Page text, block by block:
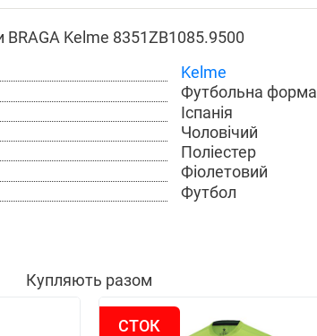
Kelme 8351ZB1085.9500
Kelme
Футбольна форма
Іспанія
Чоловічий
Поліестер
Фіолетовий
Футбол
Купляють разом
СТОК